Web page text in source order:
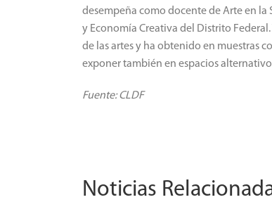
desempeña como docente de Arte en la
y Economía Creativa del Distrito Federal.
de las artes y ha obtenido en muestras
exponer también en espacios
Fuente: CLDF
Noticias